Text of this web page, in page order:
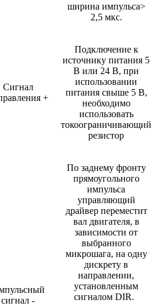
ширина импульса>
2,5 мкс.
Сигнал
+
Подключение к
источнику питания 5
В или 24 В, при
использовании
питания свыше 5 В,
необходимо
использовать
токоограничивающий
резистор
сигнал -
По заднему фронту
прямоугольного
импульса
управляющий
драйвер переместит
вал двигателя, в
зависимости от
выбранного
микрошага, на одну
дискрету в
направлении,
установленным
сигналом DIR.